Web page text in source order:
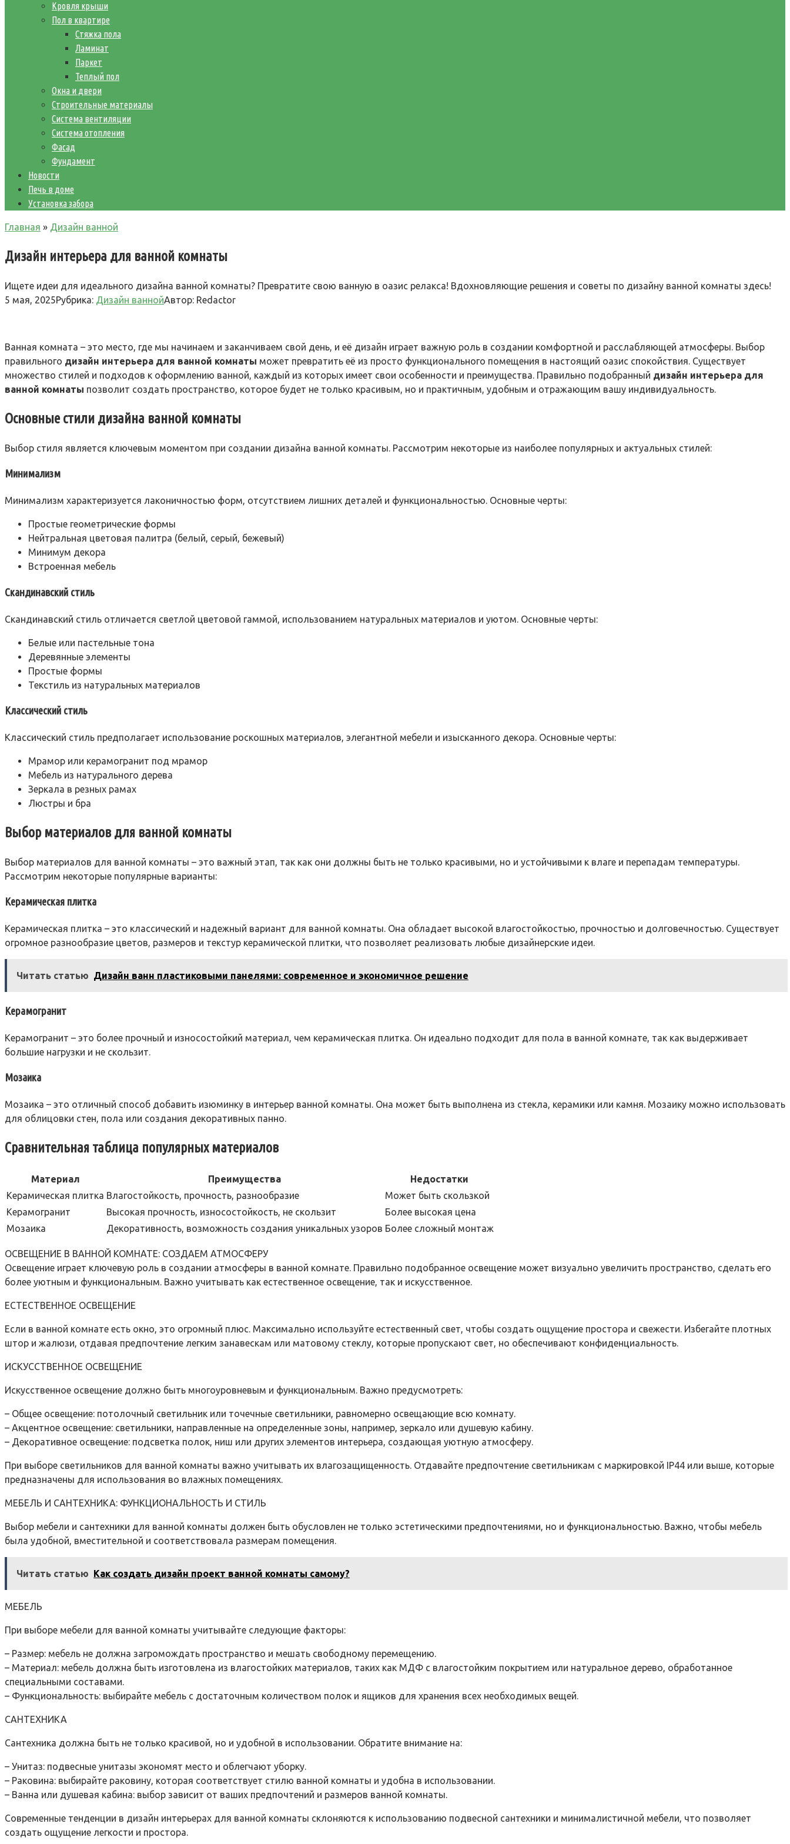
Кровля крыши
Пол в квартире
Стяжка пола
Ламинат
Паркет
Теплый пол
Окна и двери
Строительные материалы
Система вентиляции
Система отопления
Фасад
Фундамент
Новости
Печь в доме
Установка забора
Главная » Дизайн ванной
Дизайн интерьера для ванной комнаты
Ищете идеи для идеального дизайна ванной комнаты? Превратите свою ванную в оазис релакса! Вдохновляющие решения и советы по дизайну ванной комнаты здесь!
5 мая, 2025Рубрика: Дизайн ваннойАвтор: Redactor
Ванная комната – это место, где мы начинаем и заканчиваем свой день, и её дизайн играет важную роль в создании комфортной и расслабляющей атмосферы. Выбор
правильного дизайн интерьера для ванной комнаты может превратить её из просто функционального помещения в настоящий оазис спокойствия. Существует
множество стилей и подходов к оформлению ванной, каждый из которых имеет свои особенности и преимущества. Правильно подобранный дизайн интерьера для
ванной комнаты позволит создать пространство, которое будет не только красивым, но и практичным, удобным и отражающим вашу индивидуальность.
Основные стили дизайна ванной комнаты
Выбор стиля является ключевым моментом при создании дизайна ванной комнаты. Рассмотрим некоторые из наиболее популярных и актуальных стилей:
Минимализм
Минимализм характеризуется лаконичностью форм, отсутствием лишних деталей и функциональностью. Основные черты:
Простые геометрические формы
Нейтральная цветовая палитра (белый, серый, бежевый)
Минимум декора
Встроенная мебель
Скандинавский стиль
Скандинавский стиль отличается светлой цветовой гаммой, использованием натуральных материалов и уютом. Основные черты:
Белые или пастельные тона
Деревянные элементы
Простые формы
Текстиль из натуральных материалов
Классический стиль
Классический стиль предполагает использование роскошных материалов, элегантной мебели и изысканного декора. Основные черты:
Мрамор или керамогранит под мрамор
Мебель из натурального дерева
Зеркала в резных рамах
Люстры и бра
Выбор материалов для ванной комнаты
Выбор материалов для ванной комнаты – это важный этап, так как они должны быть не только красивыми, но и устойчивыми к влаге и перепадам температуры.
Рассмотрим некоторые популярные варианты:
Керамическая плитка
Керамическая плитка – это классический и надежный вариант для ванной комнаты. Она обладает высокой влагостойкостью, прочностью и долговечностью. Существует
огромное разнообразие цветов, размеров и текстур керамической плитки, что позволяет реализовать любые дизайнерские идеи.
Читать статью Дизайн ванн пластиковыми панелями: современное и экономичное решение
Керамогранит
Керамогранит – это более прочный и износостойкий материал, чем керамическая плитка. Он идеально подходит для пола в ванной комнате, так как выдерживает
большие нагрузки и не скользит.
Мозаика
Мозаика – это отличный способ добавить изюминку в интерьер ванной комнаты. Она может быть выполнена из стекла, керамики или камня. Мозаику можно использовать
для облицовки стен, пола или создания декоративных панно.
Сравнительная таблица популярных материалов
Материал Преимущества
Недостатки
Керамическая плитка Влагостойкость, прочность, разнообразие
Может быть скользкой
Керамогранит
Высокая прочность, износостойкость, не скользит
Более высокая цена
Мозаика
Декоративность, возможность создания уникальных узоров Более сложный монтаж
ОСВЕЩЕНИЕ В ВАННОЙ КОМНАТЕ: СОЗДАЕМ АТМОСФЕРУ
Освещение играет ключевую роль в создании атмосферы в ванной комнате. Правильно подобранное освещение может визуально увеличить пространство, сделать его
более уютным и функциональным. Важно учитывать как естественное освещение, так и искусственное.
ЕСТЕСТВЕННОЕ ОСВЕЩЕНИЕ
Если в ванной комнате есть окно, это огромный плюс. Максимально используйте естественный свет, чтобы создать ощущение простора и свежести. Избегайте плотных
штор и жалюзи, отдавая предпочтение легким занавескам или матовому стеклу, которые пропускают свет, но обеспечивают конфиденциальность.
ИСКУССТВЕННОЕ ОСВЕЩЕНИЕ
Искусственное освещение должно быть многоуровневым и функциональным. Важно предусмотреть:
– Общее освещение: потолочный светильник или точечные светильники, равномерно освещающие всю комнату.
– Акцентное освещение: светильники, направленные на определенные зоны, например, зеркало или душевую кабину.
– Декоративное освещение: подсветка полок, ниш или других элементов интерьера, создающая уютную атмосферу.
При выборе светильников для ванной комнаты важно учитывать их влагозащищенность. Отдавайте предпочтение светильникам с маркировкой IP44 или выше, которые
предназначены для использования во влажных помещениях.
МЕБЕЛЬ И САНТЕХНИКА: ФУНКЦИОНАЛЬНОСТЬ И СТИЛЬ
Выбор мебели и сантехники для ванной комнаты должен быть обусловлен не только эстетическими предпочтениями, но и функциональностью. Важно, чтобы мебель
была удобной, вместительной и соответствовала размерам помещения.
Читать статью Как создать дизайн проект ванной комнаты самому?
МЕБЕЛЬ
При выборе мебели для ванной комнаты учитывайте следующие факторы:
– Размер: мебель не должна загромождать пространство и мешать свободному перемещению.
– Материал: мебель должна быть изготовлена из влагостойких материалов, таких как МДФ с влагостойким покрытием или натуральное дерево, обработанное
специальными составами.
– Функциональность: выбирайте мебель с достаточным количеством полок и ящиков для хранения всех необходимых вещей.
САНТЕХНИКА
Сантехника должна быть не только красивой, но и удобной в использовании. Обратите внимание на:
– Унитаз: подвесные унитазы экономят место и облегчают уборку.
– Раковина: выбирайте раковину, которая соответствует стилю ванной комнаты и удобна в использовании.
– Ванна или душевая кабина: выбор зависит от ваших предпочтений и размеров ванной комнаты.
Современные тенденции в дизайн интерьерах для ванной комнаты склоняются к использованию подвесной сантехники и минималистичной мебели, что позволяет
создать ощущение легкости и простора.